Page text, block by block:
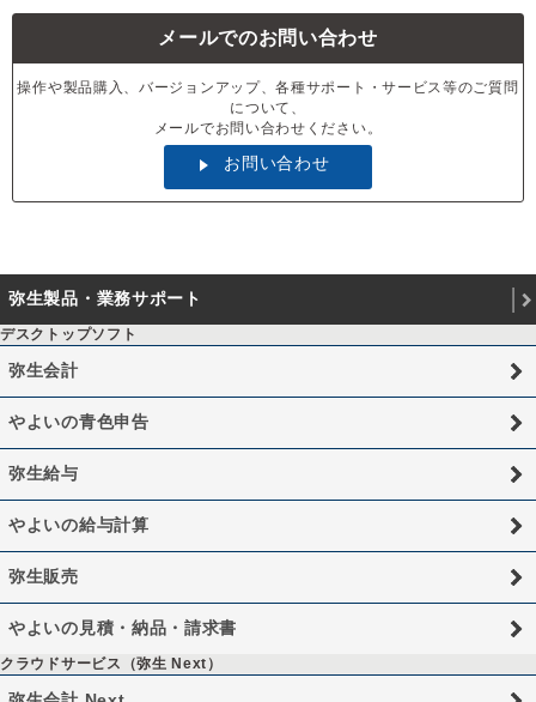
メールでのお問い合わせ
操作や製品購入、バージョンアップ、各種サポート・サービス等のご質問
について、
メールでお問い合わせください。
お問い合わせ
弥生製品・業務サポート
デスクトップソフト
弥生会計
やよいの青色申告
弥生給与
やよいの給与計算
弥生販売
やよいの見積・納品・請求書
クラウドサービス（弥生 Next）